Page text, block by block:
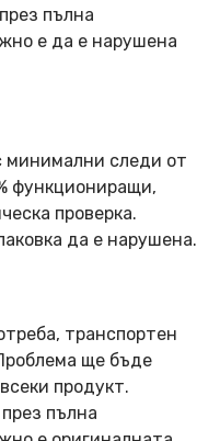
пълна
е да е нарушена
минимални следи от
функциониращи,
проверка.
да е нарушена.
транспортен
ще бъде
продукт.
пълна